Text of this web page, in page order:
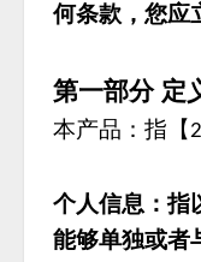
何条款，您应
第一部分 定
本产品：指【
个人信息：指
能够单独或者